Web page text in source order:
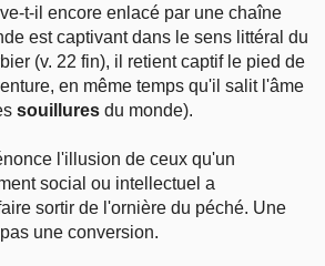
t-il encore enlacé par une chaîne
est captivant dans le sens littéral du
(v. 22 fin), il retient captif le pied de
en même temps qu'il salit l'âme
souillures du monde).
l'illusion de ceux qu'un
social ou intellectuel a
sortir de l'ornière du péché. Une
une conversion.